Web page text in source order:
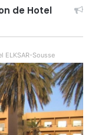
de Hotel
ELKSAR-Sousse